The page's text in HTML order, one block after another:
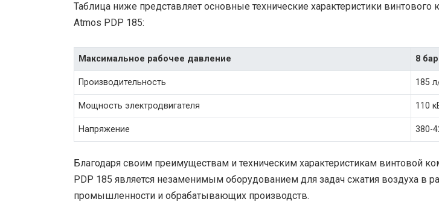
Таблица ниже представляет основные технические характеристики винтового
Atmos PDP 185:
Максимальное рабочее давление 8 бар
Производительность 185
Мощность электродвигателя 110
Напряжение 380-
Благодаря своим преимуществам и техническим характеристикам винтовой
PDP 185 является незаменимым оборудованием для задач сжатия воздуха в
промышленности и обрабатывающих производств.